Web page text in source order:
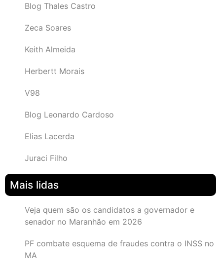
Blog Thales Castro
Zeca Soares
Keith Almeida
Herbertt Morais
V98
Blog Leonardo Cardoso
Elias Lacerda
Juraci Filho
Mais lidas
Veja quem são os candidatos a governador e
senador no Maranhão em 2026
PF combate esquema de fraudes contra o INSS no
MA